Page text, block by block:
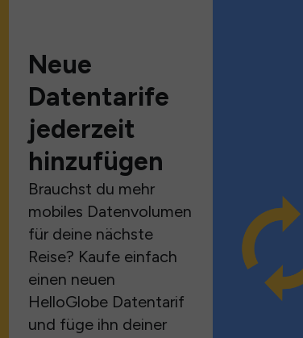
Neue
Datentarife
jederzeit
hinzufügen
Brauchst du mehr
mobiles Datenvolumen
für deine nächste
Reise? Kaufe einfach
einen neuen
HelloGlobe Datentarif
und füge ihn deiner